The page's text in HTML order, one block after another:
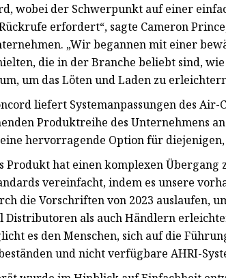
wobei der Schwerpunkt auf einer
erfordert“, sagte Cameron
„Wir begannen mit einer
die in der Branche beliebt sind,
um das Löten und Laden zu
liefert Systemanpassungen des
Produktreihe des Unternehmens
hervorragende Option für
Produkt hat einen komplexen
vereinfacht, indem es unsere
die Vorschriften von 2023 auslaufen,
Distributoren als auch Händlern
es den Menschen, sich auf die
und nicht verfügbare AHRI-